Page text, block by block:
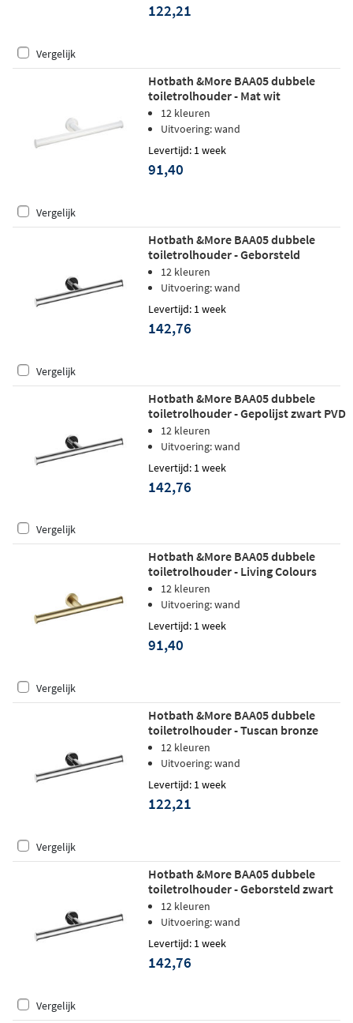
122,21
Vergelijk
Hotbath &More BAA05 dubbele
toiletrolhouder - Mat wit
12 kleuren
Uitvoering: wand
Levertijd: 1 week
91,40
Vergelijk
Hotbath &More BAA05 dubbele
toiletrolhouder - Geborsteld
gunmetal PVD
12 kleuren
Uitvoering: wand
Levertijd: 1 week
142,76
Vergelijk
Hotbath &More BAA05 dubbele
toiletrolhouder - Gepolijst zwart PVD
12 kleuren
Uitvoering: wand
Levertijd: 1 week
142,76
Vergelijk
Hotbath &More BAA05 dubbele
toiletrolhouder - Living Colours
vormen een Poetsbaar patina -
Geborsteld messing
12 kleuren
Uitvoering: wand
Levertijd: 1 week
91,40
Vergelijk
Hotbath &More BAA05 dubbele
toiletrolhouder - Tuscan bronze
12 kleuren
Uitvoering: wand
Levertijd: 1 week
122,21
Vergelijk
Hotbath &More BAA05 dubbele
toiletrolhouder - Geborsteld zwart
PVD12 kleuren
Uitvoering: wand
Levertijd: 1 week
142,76
Vergelijk